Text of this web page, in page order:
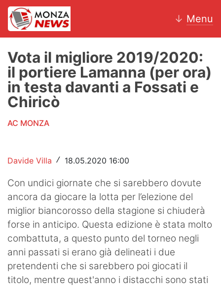
↓ Menu
News
AC Monza
Calcio
Hockey
Altri sport
Hockey
Pallanuoto
Pallamano
Vota il migliore 2019/2020:
il portiere Lamanna (per ora)
in testa davanti a Fossati e
Chiricò
AC MONZA
Davide Villa / 18.05.2020 16:00
Con undici giornate che si sarebbero dovute
ancora da giocare la lotta per l’elezione del
miglior biancorosso della stagione si chiuderà
forse in anticipo. Questa edizione è stata molto
combattuta, a questo punto del torneo negli
anni passati si erano già delineati i due
pretendenti che si sarebbero poi giocati il
titolo, mentre quest'anno i distacchi sono stati